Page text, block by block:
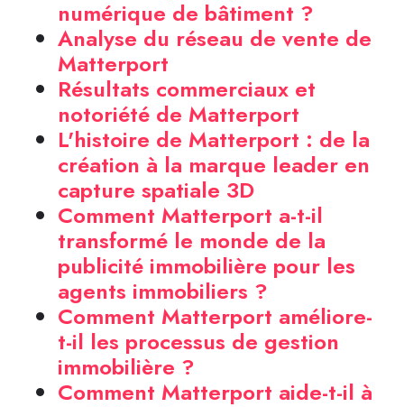
numérique de bâtiment ?
Analyse du réseau de vente de
Matterport
Résultats commerciaux et
notoriété de Matterport
L'histoire de Matterport : de la
création à la marque leader en
capture spatiale 3D
Comment Matterport a-t-il
transformé le monde de la
publicité immobilière pour les
agents immobiliers ?
Comment Matterport améliore-
t-il les processus de gestion
immobilière ?
Comment Matterport aide-t-il à